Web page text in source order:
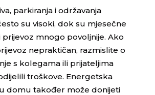
parkiranja i održavanja
su visoki, dok su mjesečne
prijevoz mnogo povoljnije. Ako
nepraktičan, razmislite o
s kolegama ili prijateljima
troškove. Energetska
domu također može donijeti